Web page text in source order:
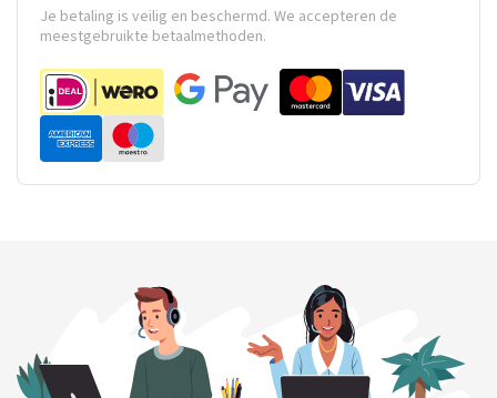
Je betaling is veilig en beschermd. We accepteren de
meestgebruikte betaalmethoden.